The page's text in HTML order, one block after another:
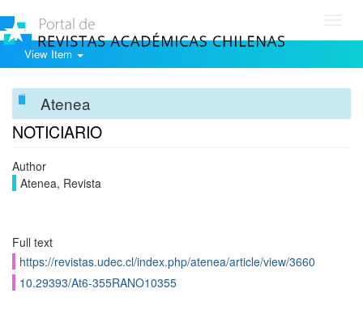
View Item
Atenea
NOTICIARIO
Author
Atenea, Revista
Full text
https://revistas.udec.cl/index.php/atenea/article/view/3660
10.29393/At6-355RANO10355